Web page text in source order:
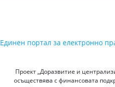
Единен портал за електронно
Проект „Доразвитие и
осъществява с финансовата